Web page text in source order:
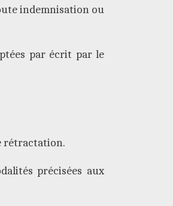
indemnisation ou
par écrit par le
rétractation.
précisées aux